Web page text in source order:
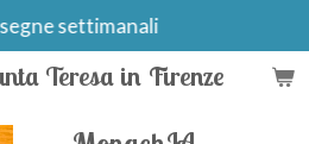
Teresa in Firenze
settimanali